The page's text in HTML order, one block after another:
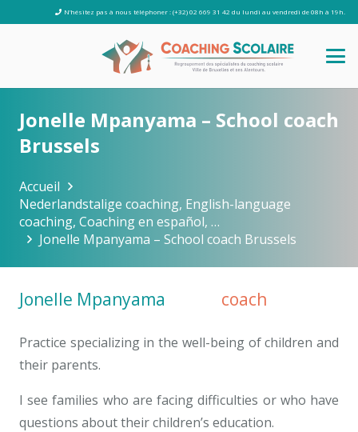
N’hésitez pas à nous téléphoner : (+32) 02 669 31 42 du lundi au vendredi de 08h à 19h.
Jonelle Mpanyama – School coach
Brussels
Accueil
Nederlandstalige coaching, English-language
coaching, Coaching en español, …
Jonelle Mpanyama – School coach Brussels
Jonelle Mpanyama coach
Practice specializing in the well-being of children and
their parents.
I see families who are facing difficulties or who have
questions about their children’s education.